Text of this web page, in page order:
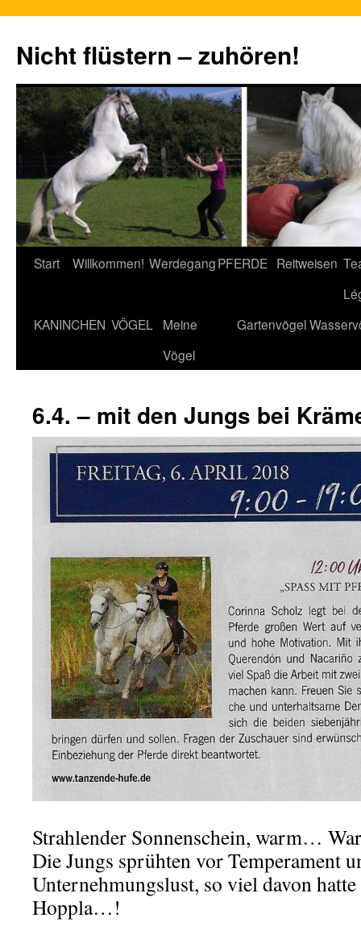
Nicht flüstern – zuhören!
Zum
springen
Start Willkommen! WerdegangPFERDE Reitweisen
KANINCHEN VÖGEL
Meine
Vögel
Gartenvögel
6.4. – mit den Jungs bei
Strahlender Sonnenschein, warm…
Die Jungs sprühten vor Temperament
Unternehmungslust, so viel davon
Hoppla…!